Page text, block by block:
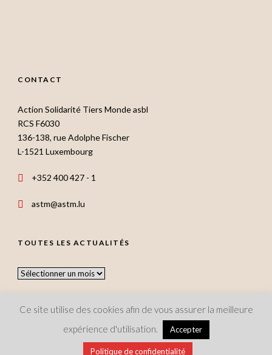
CONTACT
Action Solidarité Tiers Monde asbl
RCS F6030
136-138, rue Adolphe Fischer
L-1521 Luxembourg
+352 400 427 - 1
astm@astm.lu
TOUTES LES ACTUALITÉS
Toutes
Copyright 2021 Action Solidarité Tiers Monde asbl, All Rights
Ce site utilise des cookies afin de vous assurer la meilleure
expérience d'utilisation.
Accepter
Politique de confidentialité